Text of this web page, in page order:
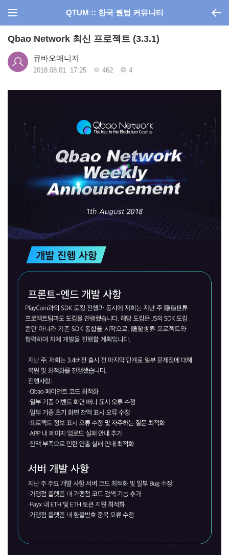
QTUM :: 한국 퀀텀 커뮤니티
Qbao Network 최신 프로젝트 (3.3.1)
큐바오매니저
2018.08.01. 17:25 462 4